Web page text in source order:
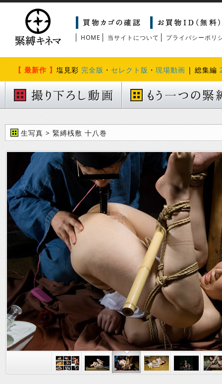
HOME 当サイトについて プライバシーポリ
【 最新作 】 塩見彩 完全版 ・ セレクト版 ・ 現場動画 | 総集編
生写真 > 緊縛桟敷 十八巻